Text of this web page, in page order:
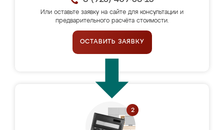
Или оставьте заявку на сайте для консультации и
предварительного расчёта стоимости.
ОСТАВИТЬ ЗАЯВКУ